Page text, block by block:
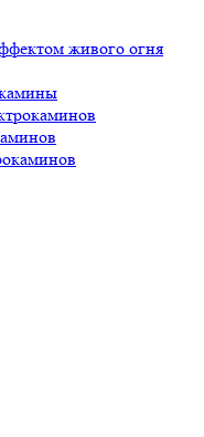
живого огня